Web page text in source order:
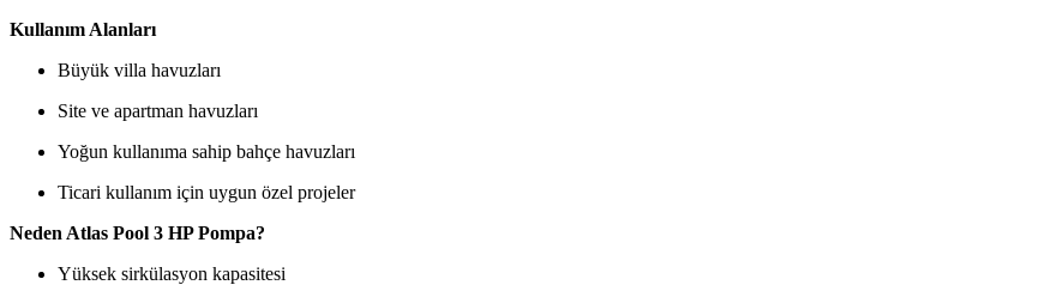
Kullanım Alanları
Büyük villa havuzları
Site ve apartman havuzları
Yoğun kullanıma sahip bahçe havuzları
Ticari kullanım için uygun özel projeler
Neden Atlas Pool 3 HP Pompa?
Yüksek sirkülasyon kapasitesi